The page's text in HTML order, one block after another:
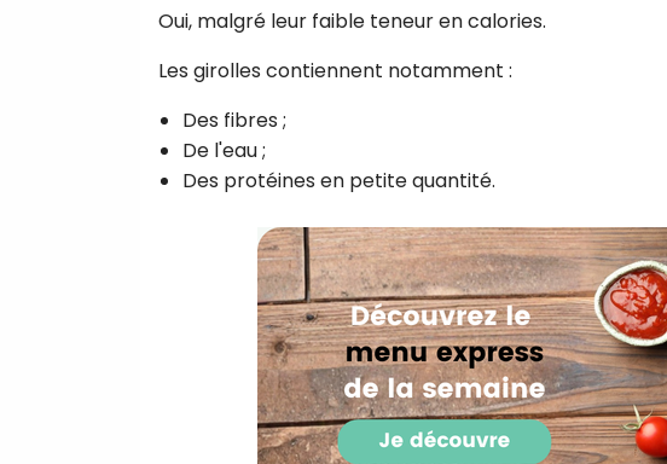
Oui, malgré leur faible teneur en calories.
Les girolles contiennent notamment :
Des fibres ;
De l'eau ;
Des protéines en petite quantité.